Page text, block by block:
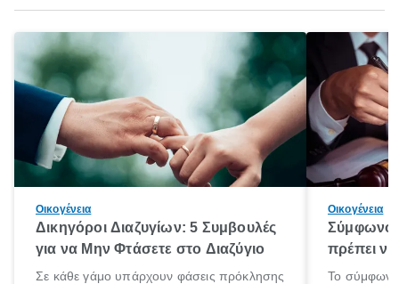
Οικογένεια
Δικηγόροι Διαζυγίων: 5 Συμβουλές
για να Μην Φτάσετε στο Διαζύγιο
Σε κάθε γάμο υπάρχουν φάσεις πρόκλησης
Οικογένεια
Σύμφωνο
πρέπει να
Το σύμφωνο